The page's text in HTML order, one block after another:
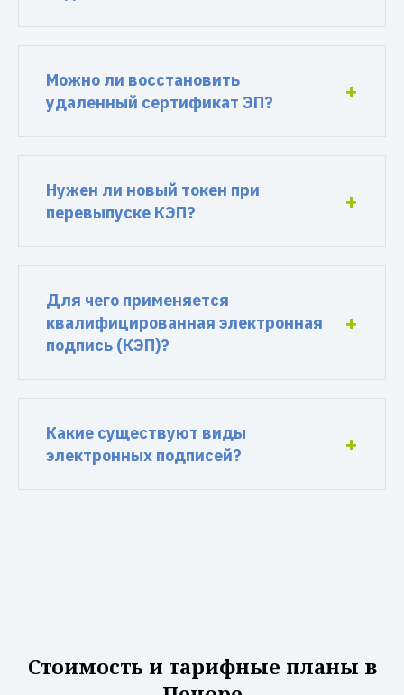
Можно ли восстановить
удаленный сертификат ЭП?
Нужен ли новый токен при
перевыпуске КЭП?
Для чего применяется
квалифицированная электронная
подпись (КЭП)?
Какие существуют виды
электронных подписей?
Стоимость и тарифные планы в